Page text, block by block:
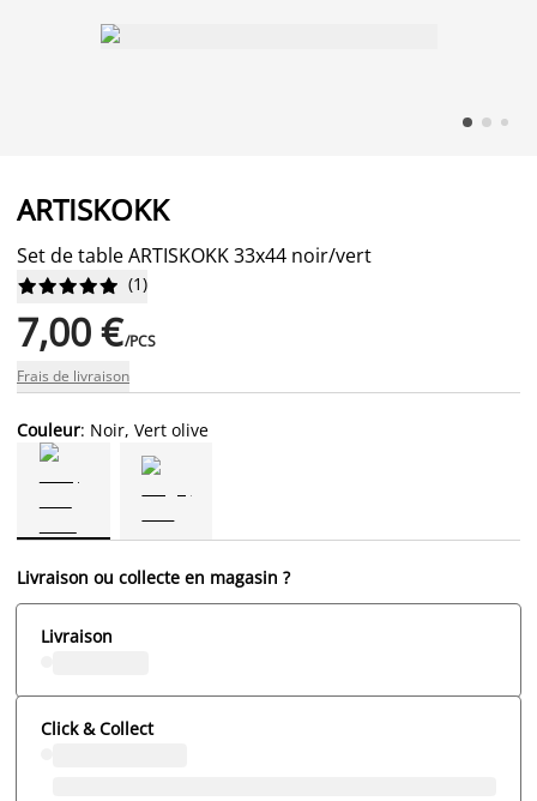
ARTISKOKK
Set de table ARTISKOKK 33x44 noir/vert





 (1)
7,00 €/PCS
Frais de livraison
Couleur: Noir, Vert olive
Livraison ou collecte en magasin ?
Livraison
Click & Collect